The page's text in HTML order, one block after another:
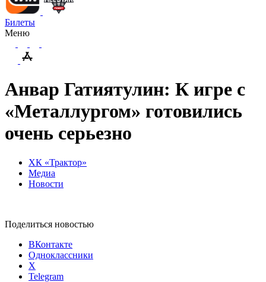
Билеты
Меню
Анвар Гатиятулин: К игре с
«Металлургом» готовились
очень серьезно
ХК «Трактор»
Медиа
Новости
Поделиться новостью
ВКонтакте
Одноклассники
X
Telegram